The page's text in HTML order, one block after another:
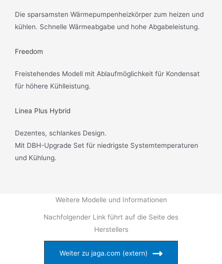
Die sparsamsten Wärmepumpenheizkörper zum heizen und
kühlen. Schnelle Wärmeabgabe und hohe Abgabeleistung.
Freedom
Freistehendes Modell mit Ablaufmöglichkeit für Kondensat
für höhere Kühlleistung.
Linea Plus Hybrid
Dezentes, schlankes Design.
Mit DBH-Upgrade Set für niedrigste Systemtemperaturen
und Kühlung.
Weitere Modelle und Informationen
Nachfolgender Link führt auf die Seite des
Herstellers
Weiter zu jaga.com (extern)